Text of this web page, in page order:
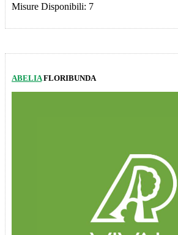
Misure Disponibili: 7
ABELIAFLORIBUNDA